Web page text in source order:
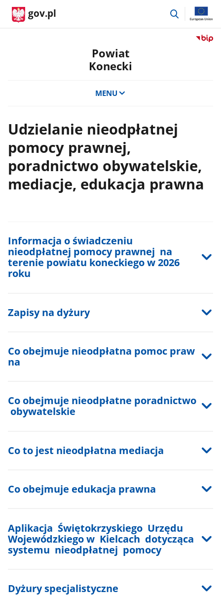
gov.pl
przejdź
Przejdź
Powiat
Konecki
MENU
Udzielanie nieodpłatnej
pomocy prawnej,
poradnictwo obywatelskie,
mediacje, edukacja prawna
Informacja o świadczeniu
nieodpłatnej pomocy prawnej na
terenie powiatu koneckiego w 2026
roku
Zapisy na dyżury
Co obejmuje nieodpłatna pomoc praw
na
Co obejmuje nieodpłatne poradnictwo
obywatelskie
Co to jest nieodpłatna mediacja
Co obejmuje edukacja prawna
Aplikacja Świętokrzyskiego Urzędu
Wojewódzkiego w Kielcach dotycząca
systemu nieodpłatnej pomocy
Dyżury specjalistyczne